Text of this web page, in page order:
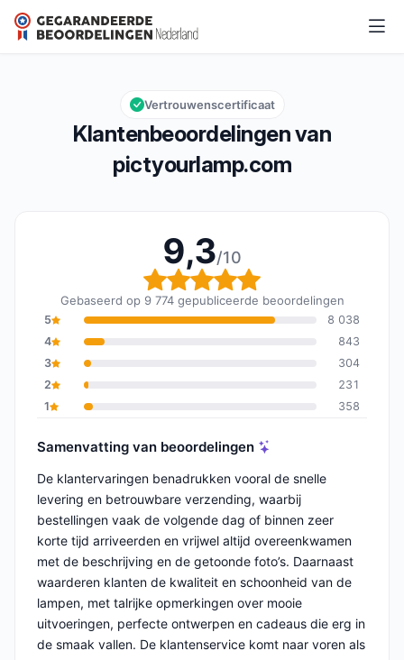
pictyourlamp.com
Algemene beoordeling: 9,3 van 10
9,3/10
Klantenbeoordelingen van
pictyourlamp.com
Vertrouwenscertificaat
9,3/10
Algemene beoordeling:
Gebaseerd op 9 774 gepubliceerde beoordelingen
5
8 038
4
843
3
304
2
231
1
358
Samenvatting van beoordelingen
De klantervaringen benadrukken vooral de snelle
levering en betrouwbare verzending, waarbij
bestellingen vaak de volgende dag of binnen zeer
korte tijd arriveerden en vrijwel altijd overeenkwamen
met de beschrijving en de getoonde foto’s. Daarnaast
waarderen klanten de kwaliteit en schoonheid van de
lampen, met talrijke opmerkingen over mooie
uitvoeringen, perfecte ontwerpen en cadeaus die erg in
de smaak vallen. De klantenservice komt naar voren als